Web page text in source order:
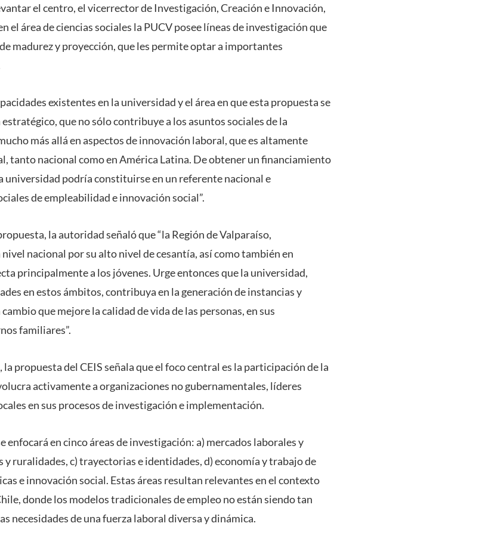
el centro, el vicerrector de Investigación, Creación e Innovación,
el área de ciencias sociales la PUCV posee líneas de investigación que
madurez y proyección, que les permite optar a importantes
existentes en la universidad y el área en que esta propuesta se
que no sólo contribuye a los asuntos sociales de la
más allá en aspectos de innovación laboral, que es altamente
tanto nacional como en América Latina. De obtener un financiamiento
universidad podría constituirse en un referente nacional e
de empleabilidad e innovación social”.
la autoridad señaló que “la Región de Valparaíso,
nacional por su alto nivel de cesantía, así como también en
principalmente a los jóvenes. Urge entonces que la universidad,
en estos ámbitos, contribuya en la generación de instancias y
que mejore la calidad de vida de las personas, en sus
familiares”.
propuesta del CEIS señala que el foco central es la participación de la
activamente a organizaciones no gubernamentales, líderes
en sus procesos de investigación e implementación.
enfocará en cinco áreas de investigación: a) mercados laborales y
ruralidades, c) trayectorias e identidades, d) economía y trabajo de
e innovación social. Estas áreas resultan relevantes en el contexto
donde los modelos tradicionales de empleo no están siendo tan
necesidades de una fuerza laboral diversa y dinámica.